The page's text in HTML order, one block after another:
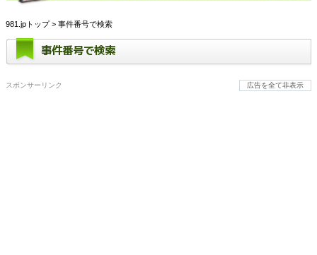
981.jpトップ> 事件番号で検索
事件番号で検索
スポンサーリンク 広告を全て非表示